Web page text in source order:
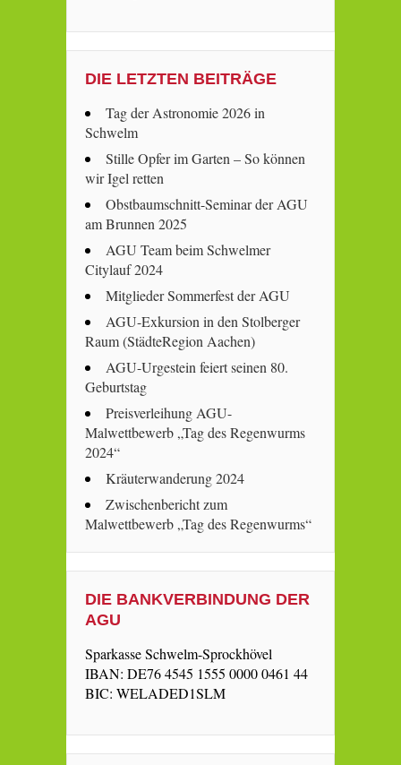
DIE LETZTEN BEITRÄGE
Tag der Astronomie 2026 in
Schwelm
Stille Opfer im Garten – So können
wir Igel retten
Obstbaumschnitt-Seminar der AGU
am Brunnen 2025
AGU Team beim Schwelmer
Citylauf 2024
Mitglieder Sommerfest der AGU
AGU-Exkursion in den Stolberger
Raum (StädteRegion Aachen)
AGU-Urgestein feiert seinen 80.
Geburtstag
Preisverleihung AGU-
Malwettbewerb „Tag des Regenwurms
2024“
Kräuterwanderung 2024
Zwischenbericht zum
Malwettbewerb „Tag des Regenwurms“
DIE BANKVERBINDUNG DER
AGU
Sparkasse Schwelm-Sprockhövel
IBAN: DE76 4545 1555 0000 0461 44
BIC: WELADED1SLM